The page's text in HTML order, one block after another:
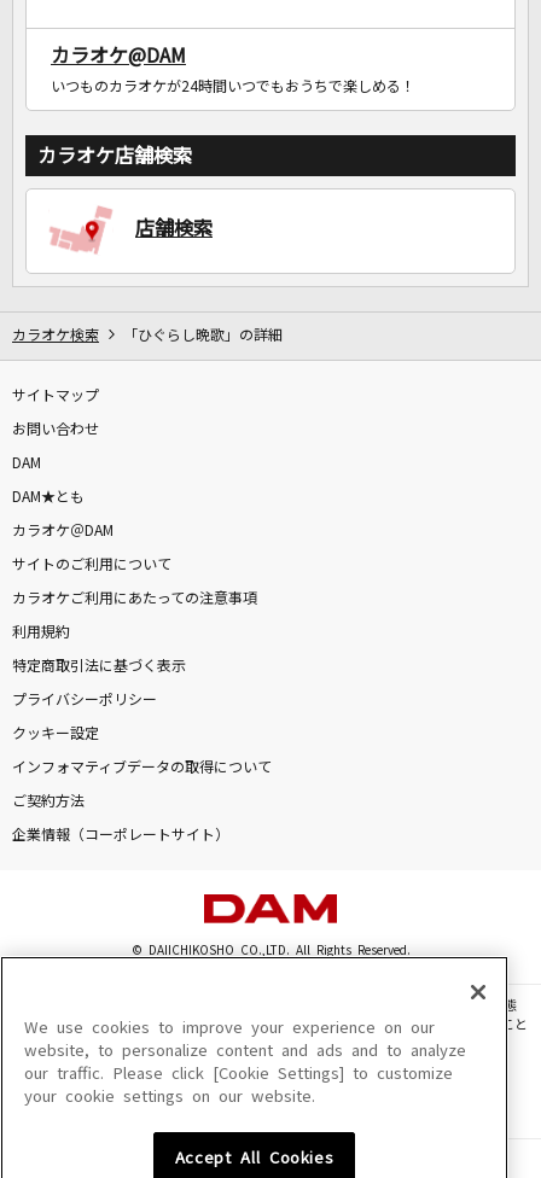
カラオケ@DAM
いつものカラオケが24時間いつでもおうちで楽しめる！
カラオケ店舗検索
店舗検索
カラオケ検索 「ひぐらし晩歌」の詳細
サイトマップ
お問い合わせ
DAM
DAM★とも
カラオケ＠DAM
サイトのご利用について
カラオケご利用にあたっての注意事項
利用規約
特定商取引法に基づく表示
プライバシーポリシー
クッキー設定
インフォマティブデータの取得について
ご契約方法
企業情報（コーポレートサイト）
© DAIICHIKOSHO CO.,LTD. All Rights Reserved.
このサイトに掲載されている一切の文章・画像・写真・動画・音声等を、手段や形態
を問わず、著作権法の定める範囲を超えて無断で複製、転載、ファイル化などすること
を禁じます。
楽曲及びコンテンツは、機種によりご利用いただけない場合があります。
楽曲及びコンテンツの配信日、配信内容が変更になる場合があります。
We use cookies to improve your experience on our
website, to personalize content and ads and to analyze
our traffic. Please click [Cookie Settings] to customize
your cookie settings on our website.
Accept All Cookies